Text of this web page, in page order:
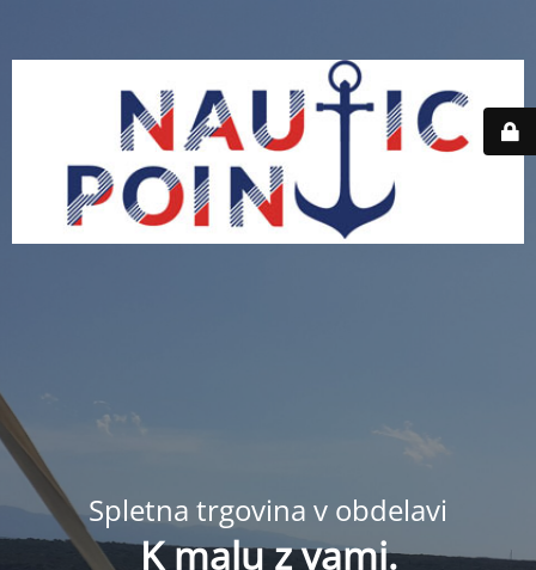
Spletna trgovina v obdelavi
K malu z vami.